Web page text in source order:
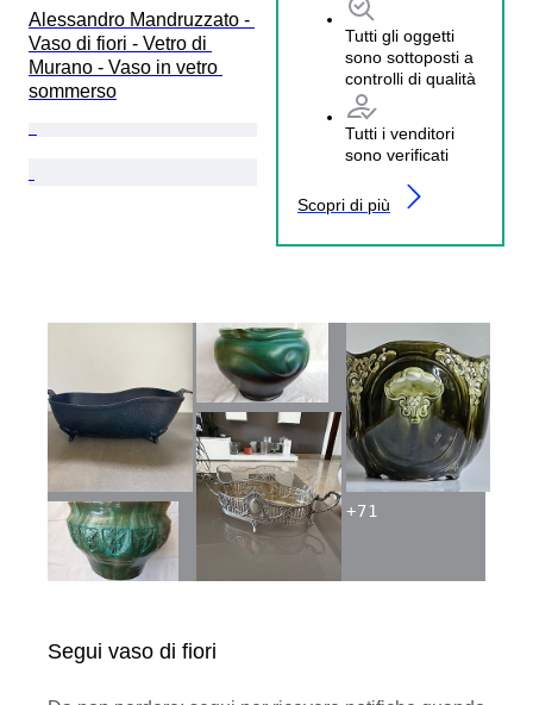
Alessandro Mandruzzato -
Vaso di fiori - Vetro di
Murano - Vaso in vetro
sommerso
Tutti gli oggetti
sono sottoposti a
controlli di qualità
Tutti i venditori
sono verificati
Scopri di più
Segui vaso di fiori
+71